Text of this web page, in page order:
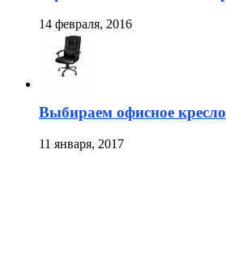
14 февраля, 2016
Выбираем офисное кресло
11 января, 2017